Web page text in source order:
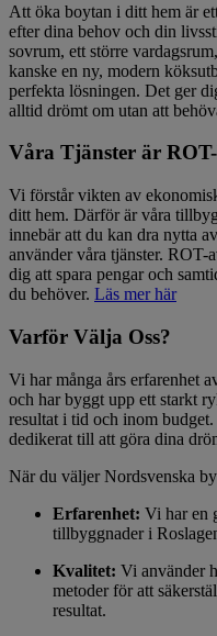
Att öka boytan i ditt hem är
efter dina behov och din
sovrum, ett större
kanske en ny, modern
perfekta lösningen. Det ger
alltid drömt om utan att
Våra Tjänster är
Vi förstår vikten av
ditt hem. Därför är våra
innebär att du kan dra nytta
använder våra tjänster.
dig att spara pengar och
du behöver. Läs mer här
Varför Välja Oss?
Vi har många års erfarenhet
och har byggt upp ett starkt
resultat i tid och inom
dedikerat till att göra dina
När du väljer Nordsvenska
Erfarenhet: Vi har en
tillbyggnader i
Kvalitet: Vi använder
metoder för att
resultat.